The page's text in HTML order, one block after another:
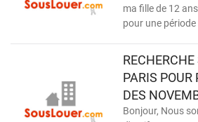
ma fille de 12
pour une période
PARIS POUR
DES
Bonjour, Nous